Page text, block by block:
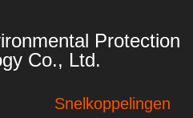
Protection
Co., Ltd.
Snelkoppelingen